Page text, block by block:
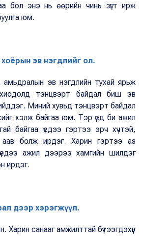
бол энэ нь өөрийн чинь зүгт ирж
юм.
эв нэгдлийг ол.
амьдралын эв нэгдлийн тухай ярьж
тэнцвэрт байдал биш эв
Миний хувьд тэнцвэрт байдал
хэлж байгаа юм. Тэр үед би ажил
байгаа үедээ гэртээ эрч хүчтэй,
болж ирдэг. Харин гэртээ аз
ажил дээрээ хамгийн шилдэг
ирдэг.
дээр хэрэгжүүл.
Харин санааг амжилттай бүтээгдэхүүн